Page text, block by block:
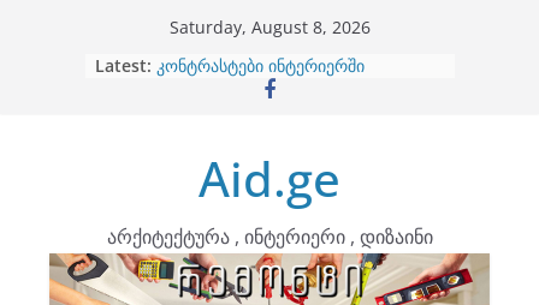
Saturday, August 8, 2026
Latest: ბინების გაერთიანება
კონტრასტები ინტერიერში
ინტერიერის დიზიანი
არტემიდი წარმოგიდგენთ
Aid.ge
არქიტექტურა , ინტერიერი , დიზაინი